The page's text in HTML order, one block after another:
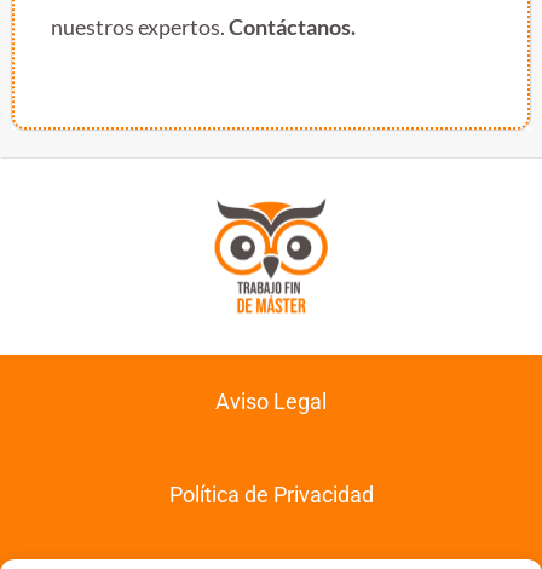
nuestros expertos.Contáctanos.
Aviso Legal
Política de Privacidad